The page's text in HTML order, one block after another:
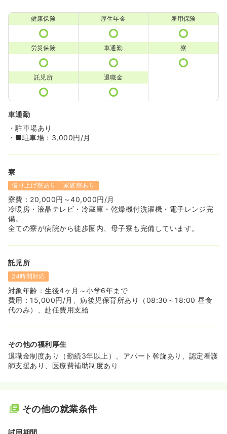
健康保険 厚生年金 雇用保険
労災保険 車通勤 寮
託児所 退職金
車通勤
・駐車場あり
・■駐車場：3,000円/月
寮
借り上げ寮あり 家族寮あり
寮費：20,000円～40,000円/月
冷暖房・液晶テレビ・冷蔵庫・乾燥機付洗濯機・電子レンジ完
備。
全ての寮が病院から徒歩圏内、母子寮も完備しています。
託児所
24時間対応
対象年齢：生後4ヶ月～小学6年まで
費用：15,000円/月、病後児保育所あり（08:30～18:00 昼食
代のみ）、赴任費用支給
その他の福利厚生
退職金制度あり（勤続3年以上）、アパート斡旋あり、認定看護
師支援あり、医療費補助制度あり
その他の就業条件
試用期間